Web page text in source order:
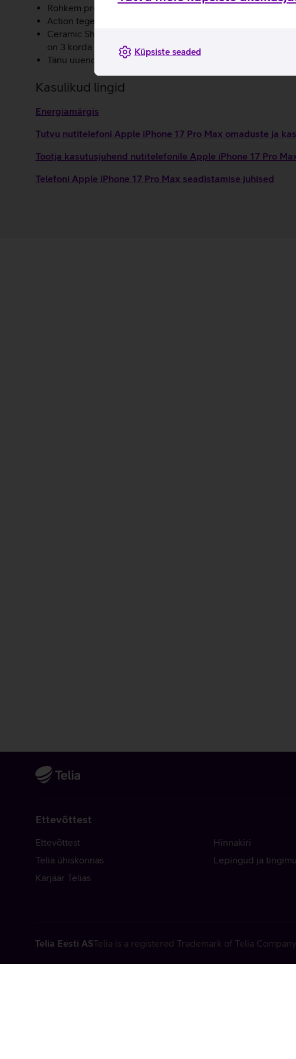
Küpsiste seaded
Rohkem professionaalseid videofunktsioone nagu
Action tegevusnupp võimaldab kiiret ligipääsu enda
Ceramic Shield kaitseb iPhone 17 Pro Max tagakülge,
on 3 korda vastupidavam kui eelkäijal.
Tänu uuendatud sisemisele ehitusele on akule loodud
Kasulikud lingid
Energiamärgis
Tutvu nutitelefoni Apple iPhone 17 Pro Max omaduste ja
Tootja kasutusjuhend nutitelefonile Apple iPhone 17 Pro
Telefoni Apple iPhone 17 Pro Max seadistamise juhised
Ettevõttest
Ettevõttest
Telia ühiskonnas
Karjäär Telias
Hinnakiri
Lepingud ja
Telia Eesti ASTelia is a registered Trademark of Telia